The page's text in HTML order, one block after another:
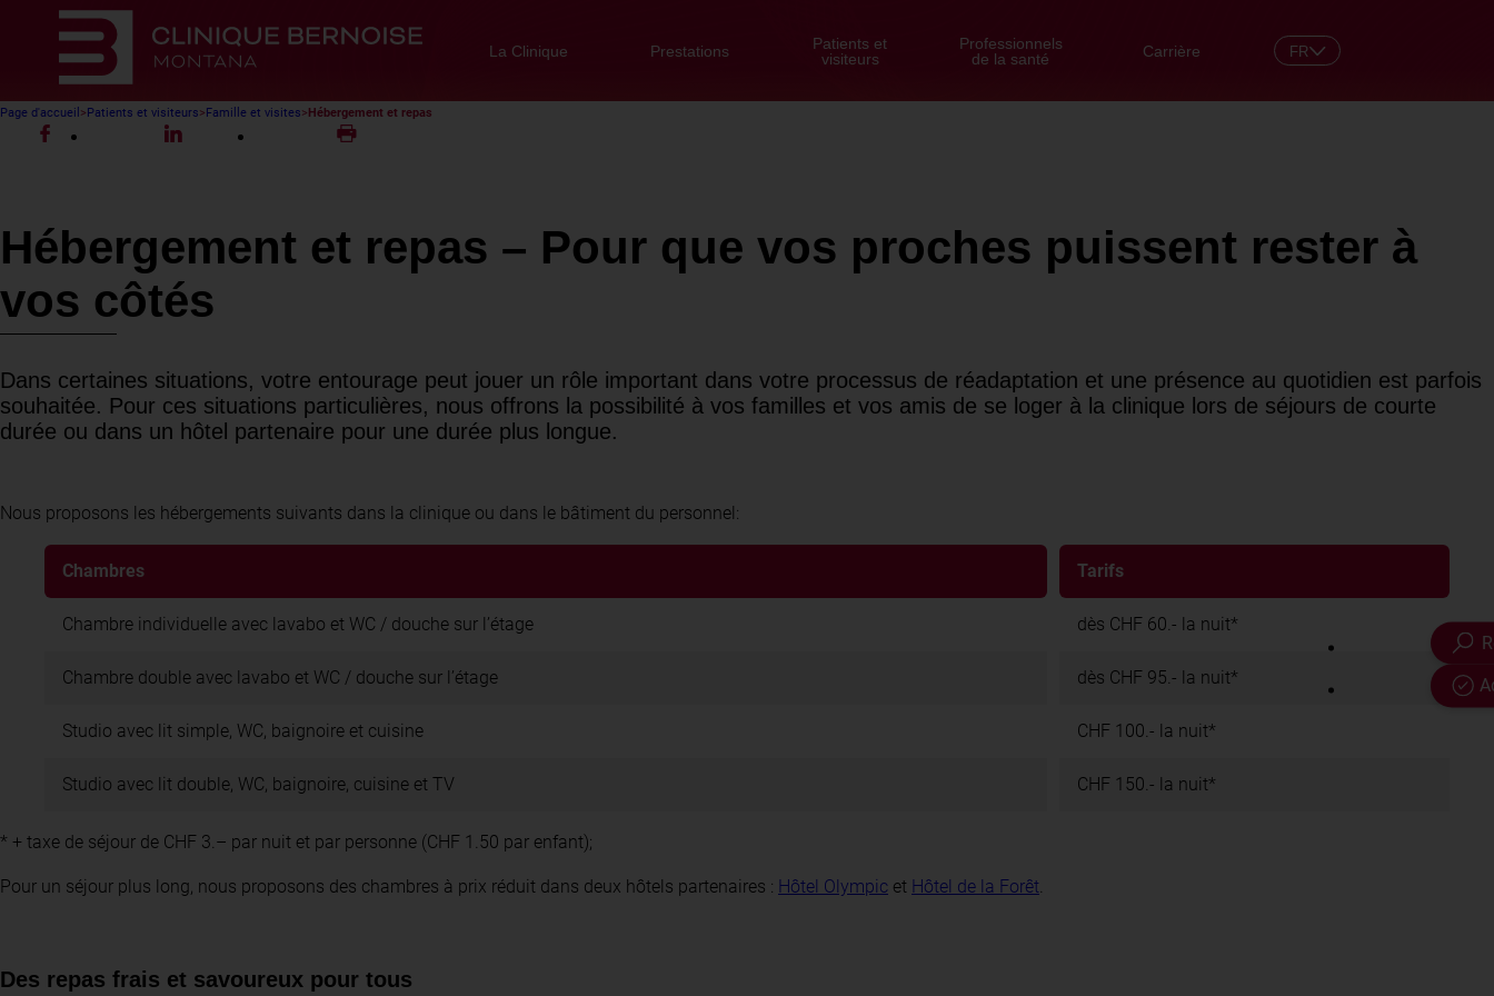
FR
La Clinique Prestations
Patients et
visiteurs
Professionnels
de la santé
Carrière
Page d'accueil Patients et visiteurs Famille et visites Hébergement et repas
Hébergement et repas – Pour que vos proches puissent rester à
vos côtés
Dans certaines situations, votre entourage peut jouer un rôle important dans votre processus de réadaptation et une présence au quotidien est parfois
souhaitée. Pour ces situations particulières, nous offrons la possibilité à vos familles et vos amis de se loger à la clinique lors de séjours de courte
durée ou dans un hôtel partenaire pour une durée plus longue.
Nous proposons les hébergements suivants dans la clinique ou dans le bâtiment du personnel:
Chambres Tarifs
Chambre individuelle avec lavabo et WC / douche sur l’étage dès CHF 60.- la nuit*
Chambre double avec lavabo et WC / douche sur l’étage dès CHF 95.- la nuit*
Studio avec lit simple, WC, baignoire et cuisine CHF 100.- la nuit*
Studio avec lit double, WC, baignoire, cuisine et TV CHF 150.- la nuit*
* + taxe de séjour de CHF 3.– par nuit et par personne (CHF 1.50 par enfant);
Pour un séjour plus long, nous proposons des chambres à prix réduit dans deux hôtels partenaires : Hôtel Olympic et Hôtel de la Forêt.
Des repas frais et savoureux pour tous